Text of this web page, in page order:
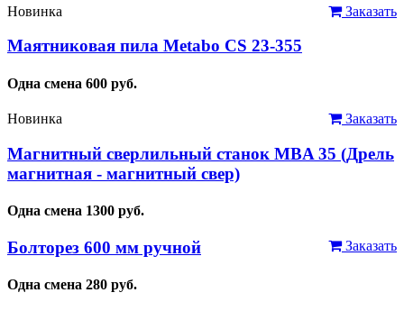
Заказать
Новинка
Маятниковая пила Metabo CS 23-355
Одна смена 600 руб.
Заказать
Новинка
Магнитный сверлильный станок MBA 35 (Дрель
магнитная - магнитный свер)
Одна смена 1300 руб.
Заказать
Болторез 600 мм ручной
Одна смена 280 руб.